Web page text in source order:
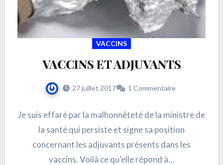
VACCINS
VACCINS ET ADJUVANTS
27 juillet 2017 1 Commentaire
Je suis effaré par la malhonnêteté de la ministre de
la santé qui persiste et signe sa position
concernant les adjuvants présents dans les
vaccins. Voilà ce qu’elle répond à…